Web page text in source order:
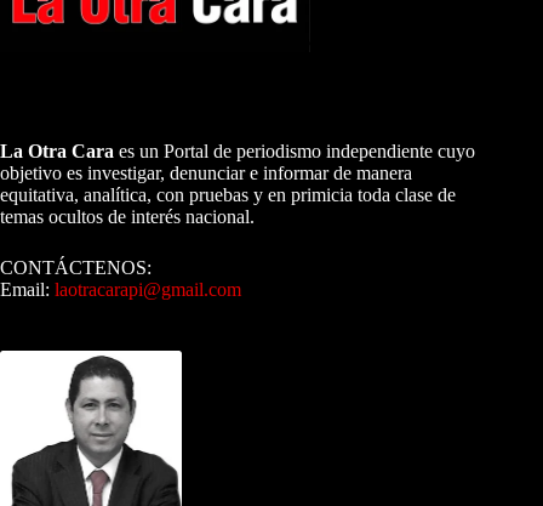
La Otra Cara es un Portal de periodismo independiente cuyo
objetivo es investigar, denunciar e informar de manera
equitativa, analítica, con pruebas y en primicia toda clase de
temas ocultos de interés nacional.
CONTÁCTENOS:
Email: laotracarapi@gmail.com